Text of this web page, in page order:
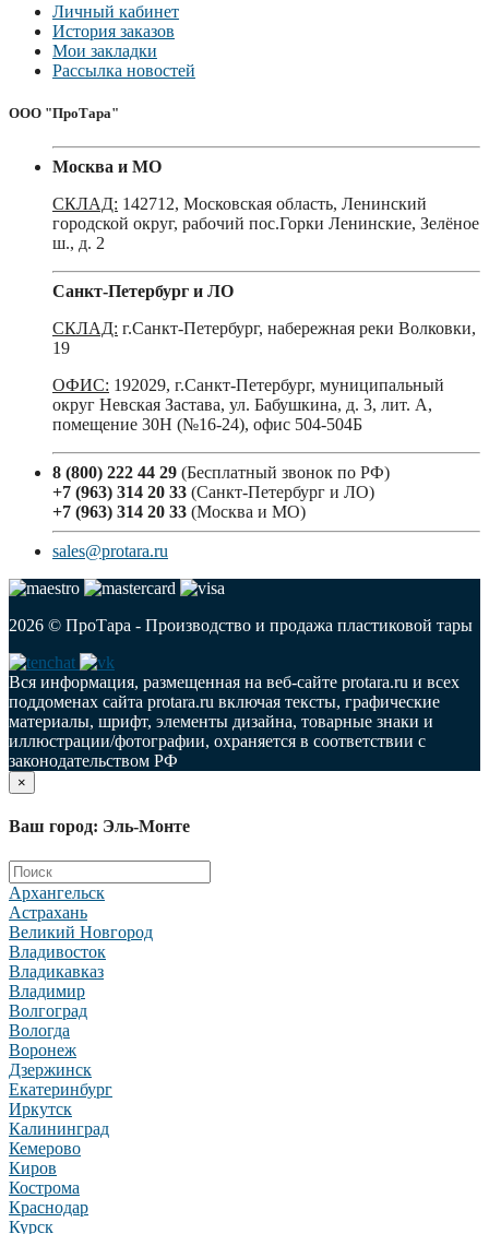
Личный кабинет
История заказов
Мои закладки
Рассылка новостей
ООО "ПроТара"
Москва и МО
СКЛАД: 142712, Московская область, Ленинский
городской округ, рабочий пос.Горки Ленинские, Зелёное
ш., д. 2
Санкт-Петербург и ЛО
СКЛАД: г.Санкт-Петербург, набережная реки Волковки,
19
ОФИС: 192029, г.Санкт-Петербург, муниципальный
округ Невская Застава, ул. Бабушкина, д. 3, лит. А,
помещение 30Н (№16-24), офис 504-504Б
8 (800) 222 44 29 (Бесплатный звонок по РФ)
+7 (963) 314 20 33 (Санкт-Петербург и ЛО)
+7 (963) 314 20 33 (Москва и МО)
sales@protara.ru
2026 © ПроТара - Производство и продажа пластиковой тары
Вся информация, размещенная на веб-сайте protara.ru и всех
поддоменах сайта protara.ru включая тексты, графические
материалы, шрифт, элементы дизайна, товарные знаки и
иллюстрации/фотографии, охраняется в соответствии с
законодательством РФ
×
Ваш город: Эль-Монте
Архангельск
Астрахань
Великий Новгород
Владивосток
Владикавказ
Владимир
Волгоград
Вологда
Воронеж
Дзержинск
Екатеринбург
Иркутск
Калининград
Кемерово
Киров
Кострома
Краснодар
Курск